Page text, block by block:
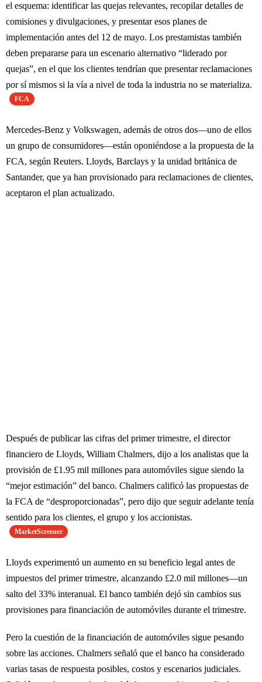
el esquema: identificar las quejas relevantes, recopilar detalles de
comisiones y divulgaciones, y presentar esos planes de
implementación antes del 12 de mayo. Los prestamistas también
deben prepararse para un escenario alternativo “liderado por
quejas”, en el que los clientes tendrían que presentar reclamaciones
por sí mismos si la vía a nivel de toda la industria no se materializa.
FCA
Mercedes-Benz y Volkswagen, además de otros dos—uno de ellos
un grupo de consumidores—están oponiéndose a la propuesta de la
FCA, según Reuters. Lloyds, Barclays y la unidad británica de
Santander, que ya han provisionado para reclamaciones de clientes,
aceptaron el plan actualizado.
Después de publicar las cifras del primer trimestre, el director
financiero de Lloyds, William Chalmers, dijo a los analistas que la
provisión de £1.95 mil millones para automóviles sigue siendo la
“mejor estimación” del banco. Chalmers calificó las propuestas de
la FCA de “desproporcionadas”, pero dijo que seguir adelante tenía
sentido para los clientes, el grupo y los accionistas.
MarketScreener
Lloyds experimentó un aumento en su beneficio legal antes de
impuestos del primer trimestre, alcanzando £2.0 mil millones—un
salto del 33% interanual. El banco también dejó sin cambios sus
provisiones para financiación de automóviles durante el trimestre.
Pero la cuestión de la financiación de automóviles sigue pesando
sobre las acciones. Chalmers señaló que el banco ha considerado
varias tasas de respuesta posibles, costos y escenarios judiciales.